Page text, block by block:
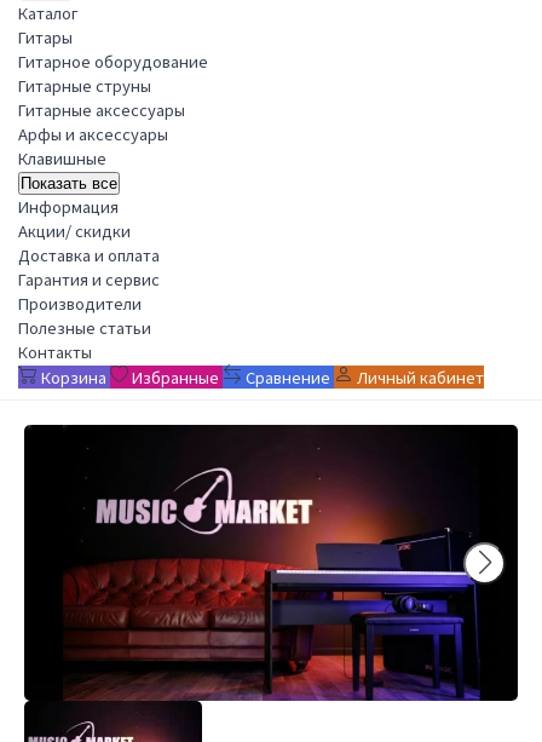
Каталог
Гитары
Гитарное оборудование
Гитарные струны
Гитарные аксессуары
Арфы и аксессуары
Клавишные
Показать все
Информация
Акции/ скидки
Доставка и оплата
Гарантия и сервис
Производители
Полезные статьи
Контакты
Корзина
Избранные Сравнение Личный кабинет